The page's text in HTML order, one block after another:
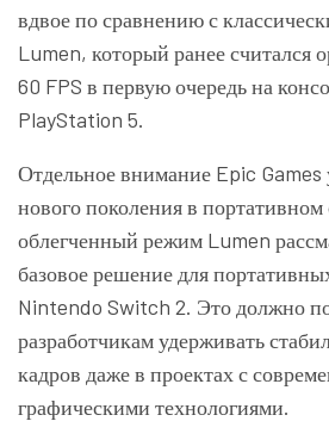
вдвое по сравнению с
Lumen, который ранее считался
60 FPS в первую очередь на
PlayStation 5.
Отдельное внимание Epic Games
нового поколения в
облегченный режим Lumen
базовое решение для
Nintendo Switch 2. Это должно
разработчикам удерживать
кадров даже в проектах с
графическими технологиями.